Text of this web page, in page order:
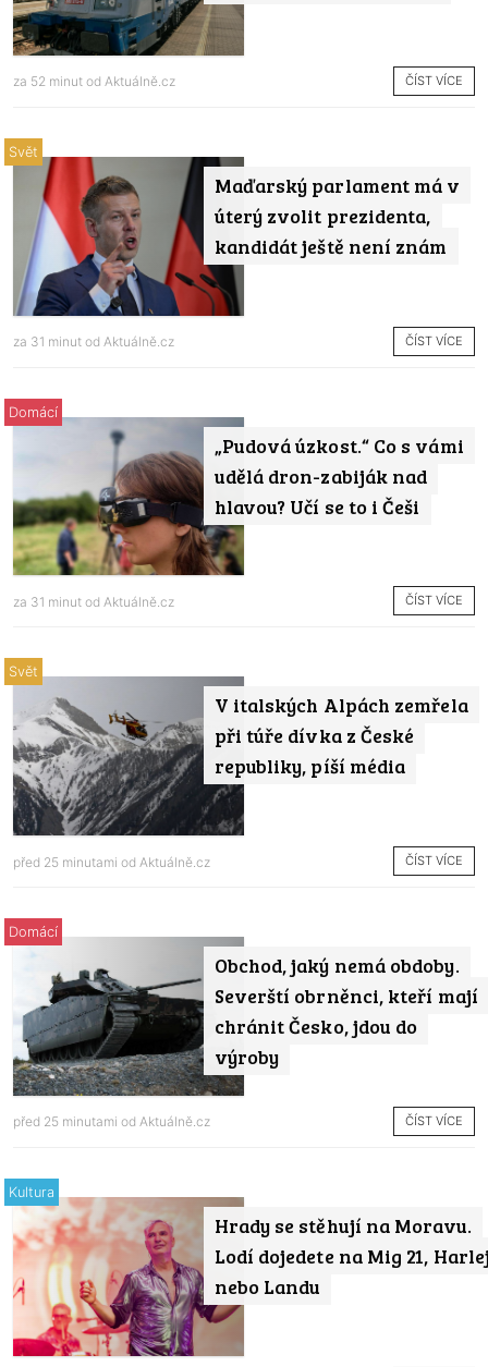
za 52 minut od Aktuálně.cz ČÍST VÍCE
Maďarský parlament má v
úterý zvolit prezidenta,
kandidát ještě není znám
Svět
za 31 minut od Aktuálně.cz ČÍST VÍCE
„Pudová úzkost.“ Co s vámi
udělá dron-zabiják nad
hlavou? Učí se to i Češi
Domácí
za 31 minut od Aktuálně.cz ČÍST VÍCE
V italských Alpách zemřela
při túře dívka z České
republiky, píší média
Svět
před 25 minutami od Aktuálně.cz ČÍST VÍCE
Obchod, jaký nemá obdoby.
Severští obrněnci, kteří mají
chránit Česko, jdou do
výroby
Domácí
před 25 minutami od Aktuálně.cz ČÍST VÍCE
Hrady se stěhují na Moravu.
Lodí dojedete na Mig 21,
nebo Landu
Kultura